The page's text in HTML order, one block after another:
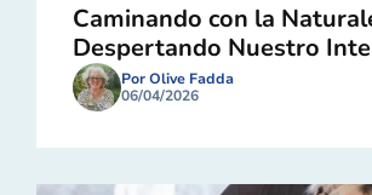
Caminando con la
Despertando Nuestro
Por Olive Fadda
06/04/2026